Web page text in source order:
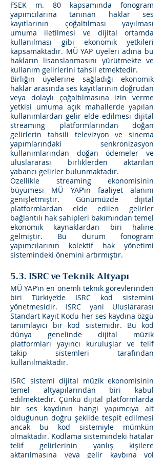
FSEK m. 80 kapsamında fonogram
yapımcılarına tanınan haklar ses
kayıtlarının çoğaltılması yayılması
umuma iletilmesi ve dijital ortamda
kullanılması gibi ekonomik yetkileri
kapsamaktadır. MÜ YAP üyeleri adına bu
hakların lisanslanmasını yürütmekte ve
kullanım gelirlerini tahsil etmektedir.
Birliğin üyelerine sağladığı ekonomik
haklar arasında ses kayıtlarının doğrudan
veya dolaylı çoğaltılmasına izin verme
yetkisi umuma açık mahallerde yapılan
kullanımlardan gelir elde edilmesi dijital
streaming platformlarından doğan
gelirlerin tahsili televizyon ve sinema
yapımlarındaki senkronizasyon
kullanımlarından doğan ödemeler ve
uluslararası birliklerden aktarılan
yabancı gelirler bulunmaktadır.
Özellikle streaming ekonomisinin
büyümesi MÜ YAP’ın faaliyet alanını
genişletmiştir. Günümüzde dijital
platformlardan elde edilen gelirler
bağlantılı hak sahipleri bakımından temel
ekonomik kaynaklardan biri haline
gelmiştir. Bu durum fonogram
yapımcılarının kolektif hak yönetimi
sistemindeki önemini artırmıştır.
5.3. ISRC ve Teknik Altyapı
MÜ YAP’ın en önemli teknik görevlerinden
biri Türkiye’de ISRC kod sistemini
yönetmesidir. ISRC yani Uluslararası
Standart Kayıt Kodu her ses kaydına özgü
tanımlayıcı bir kod sistemidir. Bu kod
dünya genelinde dijital müzik
platformları yayıncı kuruluşlar ve telif
takip sistemleri tarafından
kullanılmaktadır.
ISRC sistemi dijital müzik ekonomisinin
temel altyapılarından biri kabul
edilmektedir. Çünkü dijital platformlarda
bir ses kaydının hangi yapımcıya ait
olduğunun doğru şekilde tespit edilmesi
ancak bu kod sistemiyle mümkün
olmaktadır. Kodlama sistemindeki hatalar
telif gelirlerinin yanlış kişilere
aktarılmasına veya gelir kaybına yol